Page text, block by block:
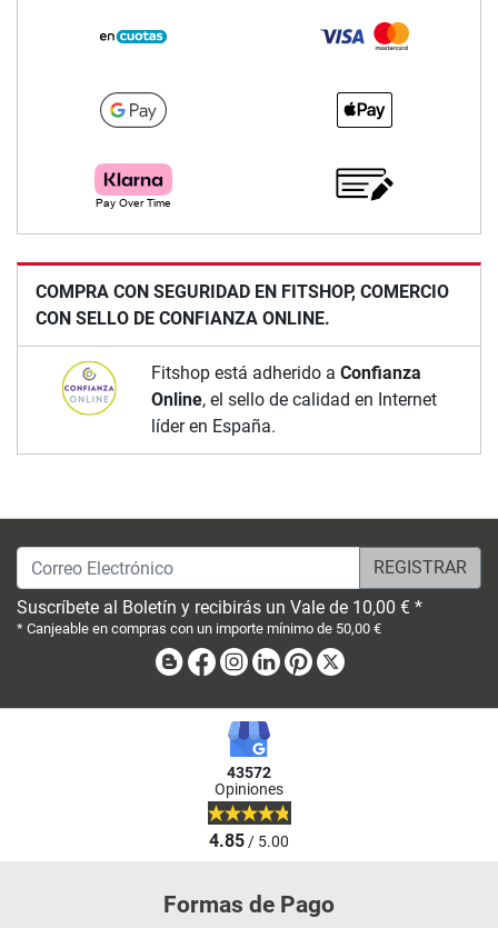
COMPRA CON SEGURIDAD EN FITSHOP, COMERCIO
CON SELLO DE CONFIANZA ONLINE.
Fitshop está adherido a Confianza
Online, el sello de calidad en Internet
líder en España.
Correo Electrónico
Suscríbete al Boletín y recibirás un Vale de 10,00 € *
* Canjeable en compras con un importe mínimo de 50,00 €
BlogFacebook
Instagram
LinkedinPinterest
43572
Opiniones
4.85/ 5.00
Formas de Pago